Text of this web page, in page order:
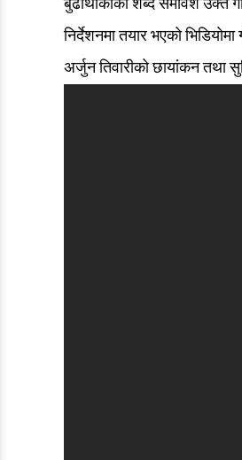
निर्देशनमा तयार भएको
अर्जुन तिवारीको छायांकन तथा